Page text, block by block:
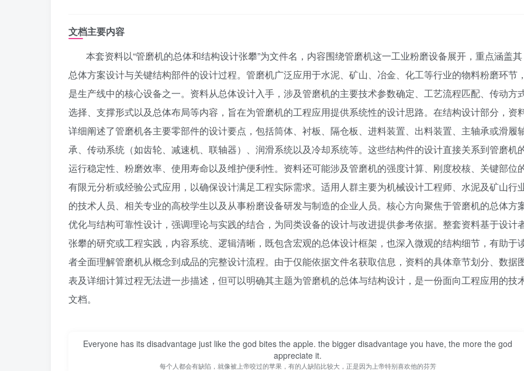
文档主要内容
本套资料以“管磨机的总体和结构设计张攀”为文件名，内容围绕管磨机这一工业粉磨设备展开，重点涵盖其
总体方案设计与关键结构部件的设计过程。管磨机广泛应用于水泥、矿山、冶金、化工等行业的物料粉磨环节
是生产线中的核心设备之一。资料从总体设计入手，涉及管磨机的主要技术参数确定、工艺流程匹配、传动方
选择、支撑形式以及总体布局等内容，旨在为管磨机的工程应用提供系统性的设计思路。在结构设计部分，资
详细阐述了管磨机各主要零部件的设计要点，包括筒体、衬板、隔仓板、进料装置、出料装置、主轴承或滑履
承、传动系统（如齿轮、减速机、联轴器）、润滑系统以及冷却系统等。这些结构件的设计直接关系到管磨机
运行稳定性、粉磨效率、使用寿命以及维护便利性。资料还可能涉及管磨机的强度计算、刚度校核、关键部位
有限元分析或经验公式应用，以确保设计满足工程实际需求。适用人群主要为机械设计工程师、水泥及矿山行
的技术人员、相关专业的高校学生以及从事粉磨设备研发与制造的企业人员。核心方向聚焦于管磨机的总体方
优化与结构可靠性设计，强调理论与实践的结合，为同类设备的设计与改进提供参考依据。整套资料基于设计
张攀的研究或工程实践，内容系统、逻辑清晰，既包含宏观的总体设计框架，也深入微观的结构细节，有助于
者全面理解管磨机从概念到成品的完整设计流程。由于仅能依据文件名获取信息，资料的具体章节划分、数据
表及详细计算过程无法进一步描述，但可以明确其主题为管磨机的总体与结构设计，是一份面向工程应用的技
文档。
Everyone has its disadvantage just like the god bites the apple. the bigger disadvantage you have, the more the god
appreciate it.
每个人都会有缺陷，就像被上帝咬过的苹果，有的人缺陷比较大，正是因为上帝特别喜欢他的芬芳